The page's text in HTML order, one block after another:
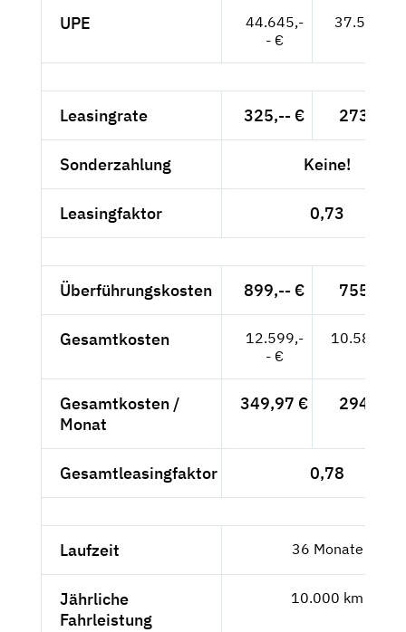
UPE
44.645,-
- €
37.517,--
Leasingrate 325,-- € 273,11 €
Sonderzahlung Keine!
Leasingfaktor 0,73
Überführungskosten 899,-- € 755,46 €
Gesamtkosten
12.599,-
- €
10.587,39
Gesamtkosten /
Monat
349,97 € 294,09 €
Gesamtleasingfaktor 0,78
Laufzeit 36 Monate
Jährliche
Fahrleistung
10.000 km